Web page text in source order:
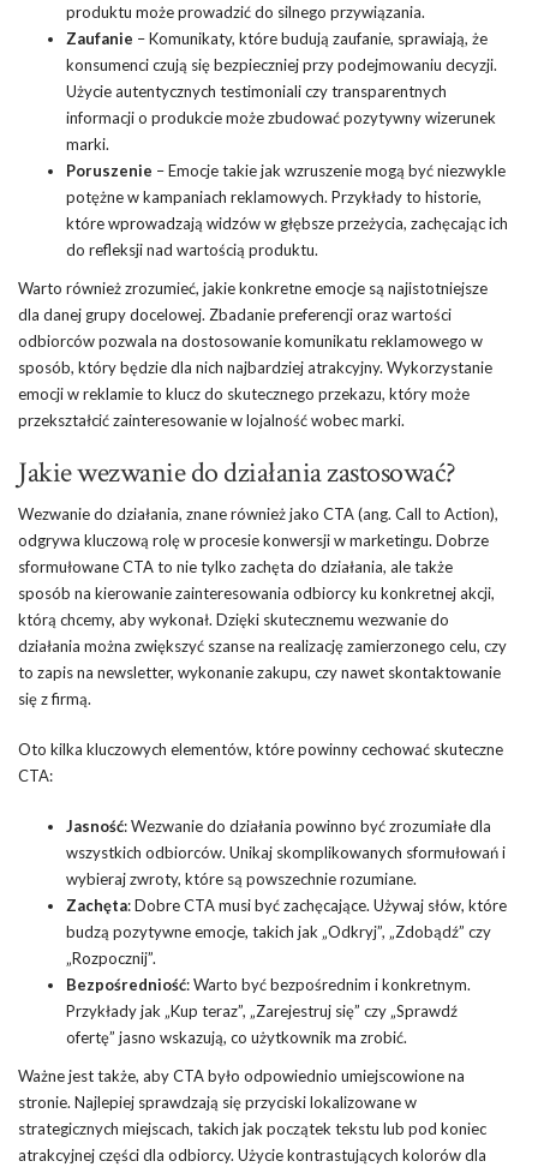
produktu może prowadzić do silnego przywiązania.
Zaufanie – Komunikaty, które budują zaufanie, sprawiają, że
konsumenci czują się bezpieczniej przy podejmowaniu decyzji.
Użycie autentycznych testimoniali czy transparentnych
informacji o produkcie może zbudować pozytywny wizerunek
marki.
Poruszenie – Emocje takie jak wzruszenie mogą być niezwykle
potężne w kampaniach reklamowych. Przykłady to historie,
które wprowadzają widzów w głębsze przeżycia, zachęcając ich
do refleksji nad wartością produktu.
Warto również zrozumieć, jakie konkretne emocje są najistotniejsze
dla danej grupy docelowej. Zbadanie preferencji oraz wartości
odbiorców pozwala na dostosowanie komunikatu reklamowego w
sposób, który będzie dla nich najbardziej atrakcyjny. Wykorzystanie
emocji w reklamie to klucz do skutecznego przekazu, który może
przekształcić zainteresowanie w lojalność wobec marki.
Jakie wezwanie do działania zastosować?
Wezwanie do działania, znane również jako CTA (ang. Call to Action),
odgrywa kluczową rolę w procesie konwersji w marketingu. Dobrze
sformułowane CTA to nie tylko zachęta do działania, ale także
sposób na kierowanie zainteresowania odbiorcy ku konkretnej akcji,
którą chcemy, aby wykonał. Dzięki skutecznemu wezwanie do
działania można zwiększyć szanse na realizację zamierzonego celu, czy
to zapis na newsletter, wykonanie zakupu, czy nawet skontaktowanie
się z firmą.
Oto kilka kluczowych elementów, które powinny cechować skuteczne
CTA:
Jasność: Wezwanie do działania powinno być zrozumiałe dla
wszystkich odbiorców. Unikaj skomplikowanych sformułowań i
wybieraj zwroty, które są powszechnie rozumiane.
Zachęta: Dobre CTA musi być zachęcające. Używaj słów, które
budzą pozytywne emocje, takich jak „Odkryj”, „Zdobądź” czy
„Rozpocznij”.
Bezpośredniość: Warto być bezpośrednim i konkretnym.
Przykłady jak „Kup teraz”, „Zarejestruj się” czy „Sprawdź
ofertę” jasno wskazują, co użytkownik ma zrobić.
Ważne jest także, aby CTA było odpowiednio umiejscowione na
stronie. Najlepiej sprawdzają się przyciski lokalizowane w
strategicznych miejscach, takich jak początek tekstu lub pod koniec
atrakcyjnej części dla odbiorcy. Użycie kontrastujących kolorów dla